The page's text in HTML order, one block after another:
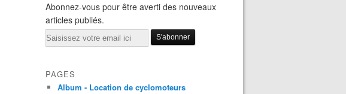
Abonnez-vous pour être averti des nouveaux
articles publiés.
Email
PAGES
Album - Location de cyclomoteurs